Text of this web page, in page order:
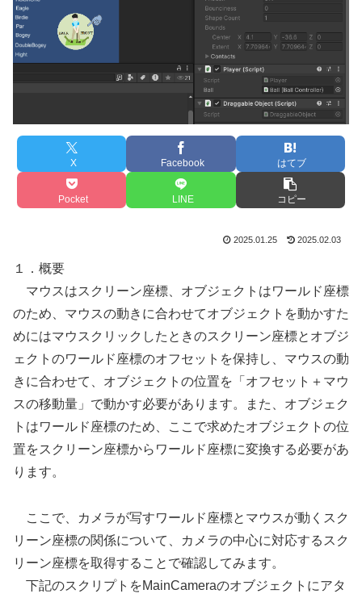
X Facebook はてブ
Pocket LINE コピー
2025.01.25 2025.02.03
１．概要
マウスはスクリーン座標、オブジェクトはワールド座標
のため、マウスの動きに合わせてオブジェクトを動かすた
めにはマウスクリックしたときのスクリーン座標とオブジ
ェクトのワールド座標のオフセットを保持し、マウスの動
きに合わせて、オブジェクトの位置を「オフセット＋マウ
スの移動量」で動かす必要があります。また、オブジェク
トはワールド座標のため、ここで求めたオブジェクトの位
置をスクリーン座標からワールド座標に変換する必要があ
ります。
ここで、カメラが写すワールド座標とマウスが動くスク
リーン座標の関係について、カメラの中心に対応するスク
リーン座標を取得することで確認してみます。
下記のスクリプトをMainCameraのオブジェクトにアタ